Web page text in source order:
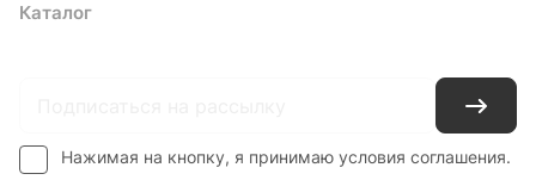
Каталог
Нажимая на кнопку, я принимаю условия соглашения.